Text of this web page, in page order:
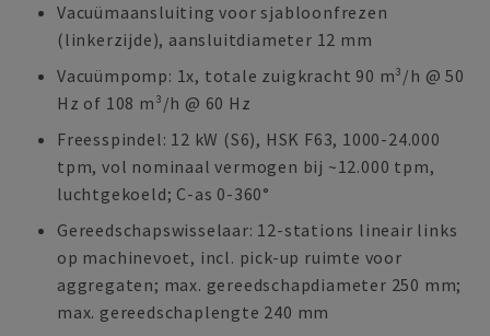
Vacuümaansluiting voor sjabloonfrezen
(linkerzijde), aansluitdiameter 12 mm
Vacuümpomp: 1x, totale zuigkracht 90 m³/h @ 50
Hz of 108 m³/h @ 60 Hz
Freesspindel: 12 kW (S6), HSK F63, 1000-24.000
tpm, vol nominaal vermogen bij ~12.000 tpm,
luchtgekoeld; C-as 0-360°
Gereedschapswisselaar: 12-stations lineair links
op machinevoet, incl. pick-up ruimte voor
aggregaten; max. gereedschapdiameter 250 mm;
max. gereedschaplengte 240 mm